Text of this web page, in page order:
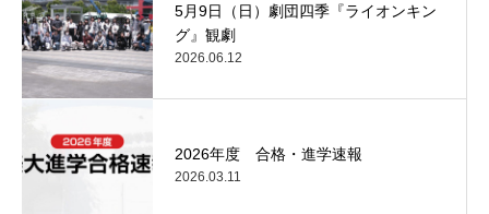
5月9日（日）劇団四季『ライオンキン
グ』観劇
2026.06.12
2026年度 合格・進学速報
2026.03.11